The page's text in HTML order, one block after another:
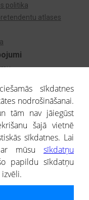
politika
atlases
sīkdatnes
nodrošināšanai.
tām nav jāiegūst
šajā vietnē
sīkdatnes. Lai
ar mūsu sīkdatņu
papildu sīkdatņu